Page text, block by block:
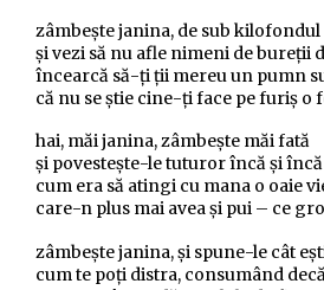
zâmbeşte janina, de sub kilofondul
şi vezi să nu afle nimeni de bureţii
încearcă să-ţi ţii mereu un pumn
că nu se ştie cine-ţi face pe furiş o
hai, măi janina, zâmbeşte măi fată
şi povesteşte-le tuturor încă şi încă
cum era să atingi cu mana o oaie
care-n plus mai avea şi pui – ce
zâmbeşte janina, şi spune-le cât
cum te poţi distra, consumând